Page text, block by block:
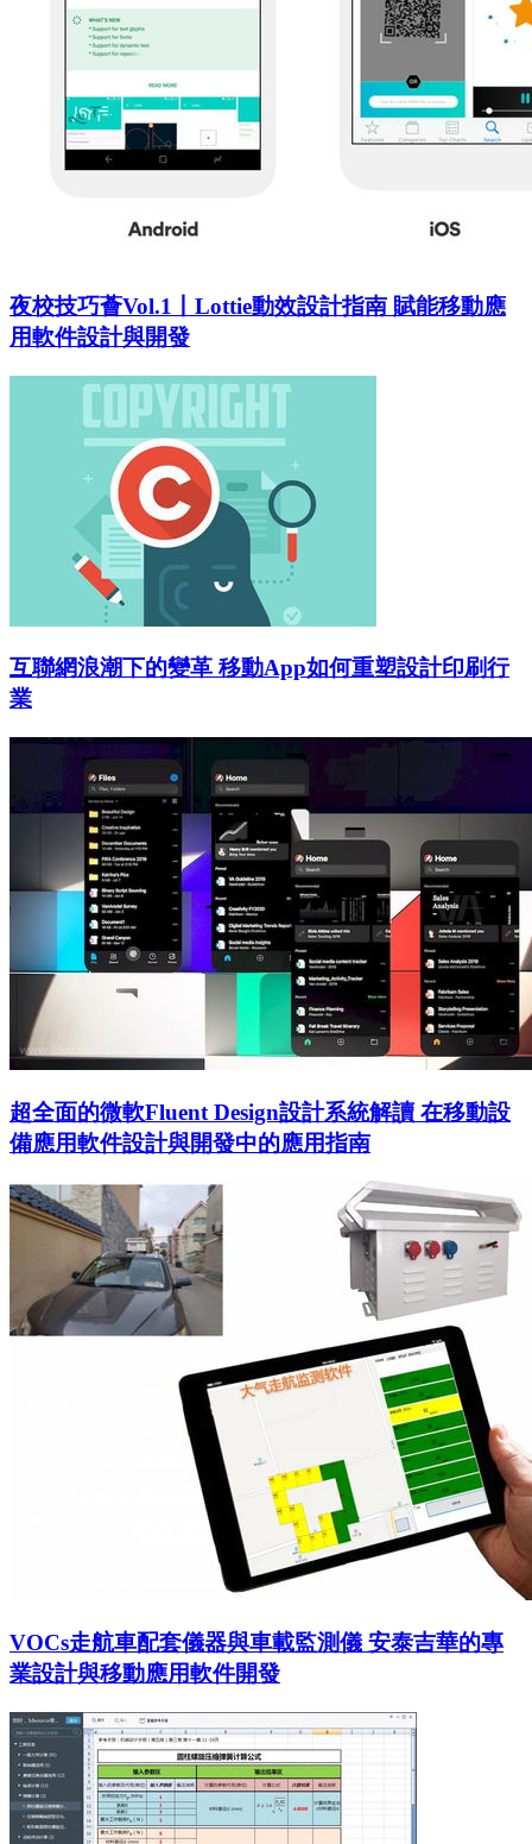
夜校技巧薈Vol.1丨Lottie動效設計指南 賦能移動應
用軟件設計與開發
互聯網浪潮下的變革 移動App如何重塑設計印刷行
業
超全面的微軟Fluent Design設計系統解讀 在移動設
備應用軟件設計與開發中的應用指南
VOCs走航車配套儀器與車載監測儀 安泰吉華的專
業設計與移動應用軟件開發